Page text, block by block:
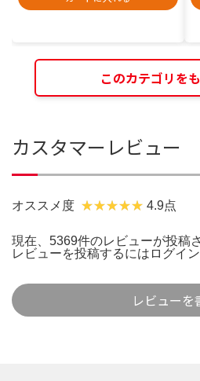
このカテゴリを
カスタマーレビュー
オススメ度 4.9点
現在、5369件のレビューが投稿
レビューを投稿するには ログイン
レビューを